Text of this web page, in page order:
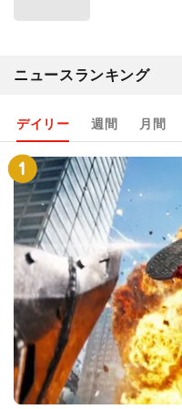
ニュースランキング
デイリー 週間 月間